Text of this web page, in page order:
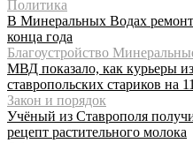
Политика
В Минеральных Водах
конца года
Благоустройство
МВД показало, как курьеры
ставропольских стариков на
Закон и порядок
Учёный из Ставрополя
рецепт растительного молока